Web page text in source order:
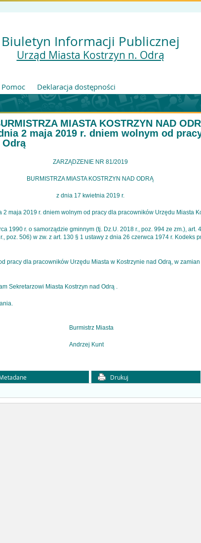
Biuletyn Informacji Publicznej
Urząd Miasta Kostrzyn n. Odrą
Pomoc Deklaracja dostępności
MIASTA KOSTRZYN NAD
2 maja 2019 r. dniem wolnym od
Odrą
ZARZĄDZENIE NR 81/2019
BURMISTRZA MIASTA KOSTRZYN NAD ODRĄ
z dnia 17 kwietnia 2019 r.
2 maja 2019 r. dniem wolnym od pracy dla pracowników Urzędu Miasta
1990 r. o samorządzie gminnym (tj. Dz.U. 2018 r., poz. 994 ze zm.),
poz. 506) w zw. z art. 130 § 1 ustawy z dnia 26 czerwca 1974 r. Kodeks
pracy dla pracowników Urzędu Miasta w Kostrzynie nad Odrą, w
Sekretarzowi Miasta Kostrzyn nad Odrą .
Burmistrz Miasta
Andrzej Kunt
Drukuj